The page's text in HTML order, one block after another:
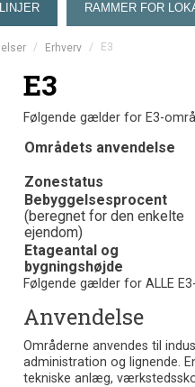
RAMMER FOR
/ Erhverv / E3
E3
Følgende gælder for E3-
Områdets anvendelse
Zonestatus
Bebyggelsesprocent
(beregnet for den enkelte
ejendom)
Etageantal og
bygningshøjde
Følgende gælder for ALLE
Anvendelse
Områderne anvendes til
administration og lignende.
tekniske anlæg,